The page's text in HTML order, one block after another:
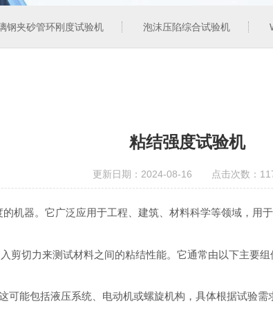
钢夹砂管环刚度试验机 泡沫压陷综合试验机
粘结强度试验机
更新日期：2024-08-16 点击次数：
机器。它广泛应用于工程、建筑、材料科学等领域，用
剪切力来测试材料之间的粘结性能。它通常由以下主要组
能包括液压系统、电动机或螺旋机构，具体根据试验需